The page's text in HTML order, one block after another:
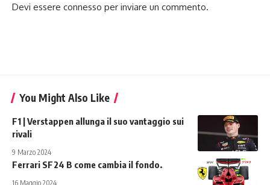
Devi essere connesso per inviare un commento.
You Might Also Like
F1 | Verstappen allunga il suo vantaggio sui
rivali
9 Marzo 2024
Ferrari SF24 B come cambia il fondo.
16 Maggio 2024